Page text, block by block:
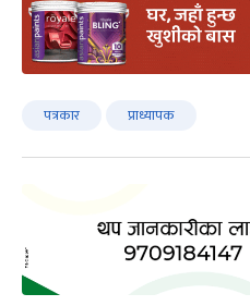
पत्रकार प्राध्यापक